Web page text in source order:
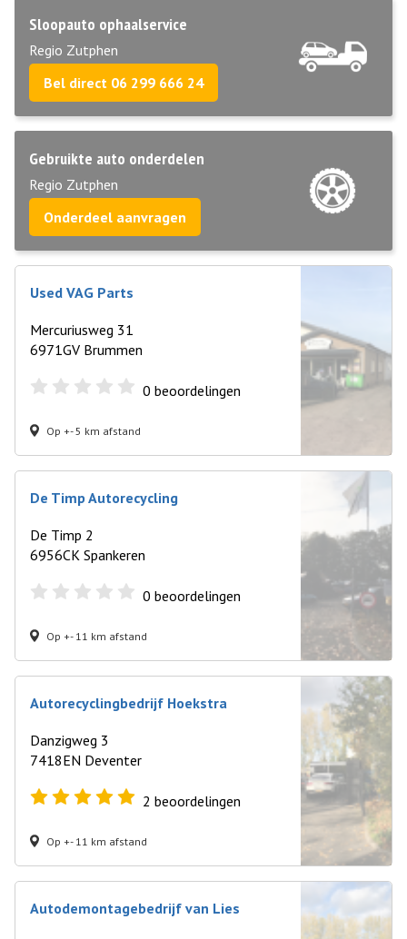
Sloopauto ophaalservice
Regio Zutphen
Bel direct 06 299 666 24
Gebruikte auto onderdelen
Regio Zutphen
Onderdeel aanvragen
Used VAG Parts
Mercuriusweg 31
6971GV Brummen
0 beoordelingen
Op +- 5 km afstand
De Timp Autorecycling
De Timp 2
6956CK Spankeren
0 beoordelingen
Op +- 11 km afstand
Autorecyclingbedrijf Hoekstra
Danzigweg 3
7418EN Deventer
2 beoordelingen
Op +- 11 km afstand
Autodemontagebedrijf van Lies